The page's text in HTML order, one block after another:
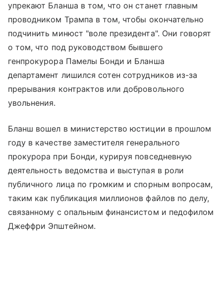
упрекают Бланша в том, что он станет главным
проводником Трампа в том, чтобы окончательно
подчинить минюст "воле президента". Они говорят
о том, что под руководством бывшего
генпрокурора Памелы Бонди и Бланша
департамент лишился сотен сотрудников из-за
прерывания контрактов или добровольного
увольнения.
Бланш вошел в министерство юстиции в прошлом
году в качестве заместителя генерального
прокурора при Бонди, курируя повседневную
деятельность ведомства и выступая в роли
публичного лица по громким и спорным вопросам,
таким как публикация миллионов файлов по делу,
связанному с опальным финансистом и педофилом
Джеффри Эпштейном.